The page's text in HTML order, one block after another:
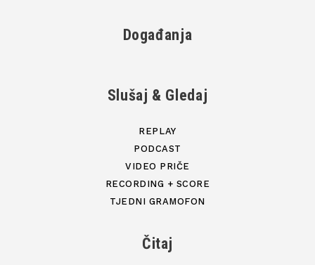
Događanja
Slušaj & Gledaj
REPLAY
PODCAST
VIDEO PRIČE
RECORDING + SCORE
TJEDNI GRAMOFON
Čitaj